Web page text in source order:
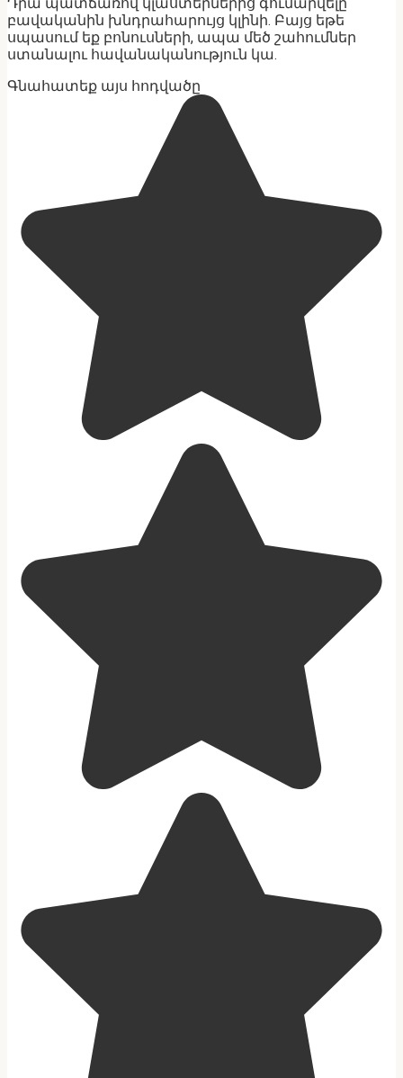
բավականին խնդրահարույց կլինի. Բայց եթե
սպասում եք բոնուսների, ապա մեծ շահումներ
ստանալու հավանականություն կա.
Գնահատեք այս հոդվածը